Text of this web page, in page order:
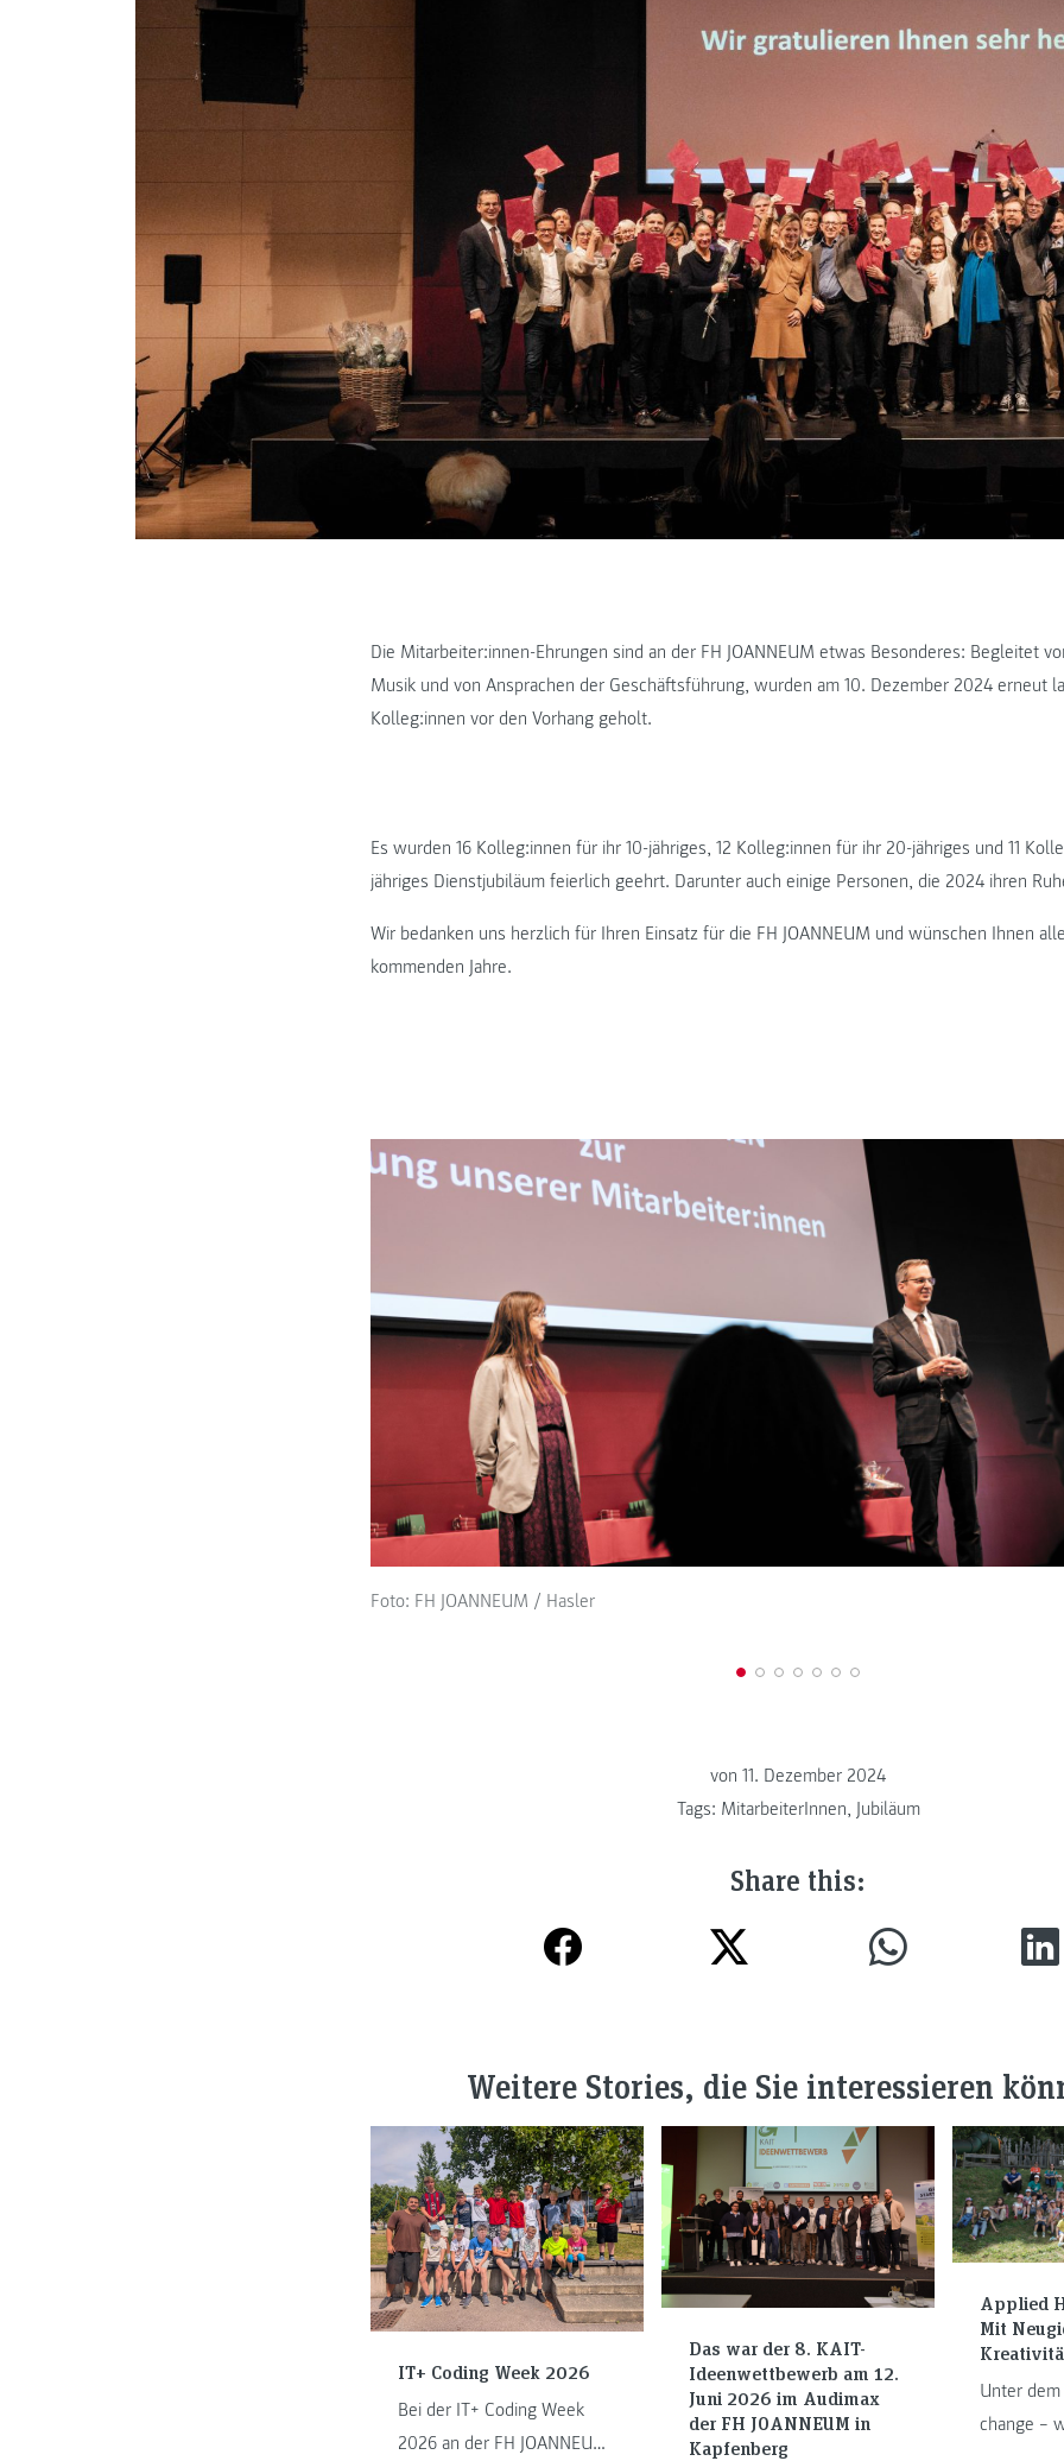
Die Mitarbeiter:innen-Ehrungen sind an der FH JOANNEUM etwas Besonderes: Begleitet
Musik und von Ansprachen der Geschäftsführung, wurden am 10. Dezember 2024 erneut
Kolleg:innen vor den Vorhang geholt.
Es wurden 16 Kolleg:innen für ihr 10-jähriges, 12 Kolleg:innen für ihr 20-jähriges und 11
jähriges Dienstjubiläum feierlich geehrt. Darunter auch einige Personen, die 2024 ihren
Wir bedanken uns herzlich für Ihren Einsatz für die FH JOANNEUM und wünschen Ihnen
kommenden Jahre.
Foto: FH JOANNEUM / Hasler
von 11. Dezember 2024
Tags: MitarbeiterInnen, Jubiläum
Share this:
Weitere Stories, die Sie interessieren
IT+ Coding Week 2026
Bei der IT+ Coding Week
2026 an der FH JOANNEUM
Das war der 8. KAIT-
Ideenwettbewerb am 12.
Juni 2026 im Audimax
der FH JOANNEUM in
Kapfenberg
Applied
Mit
Unter
change –